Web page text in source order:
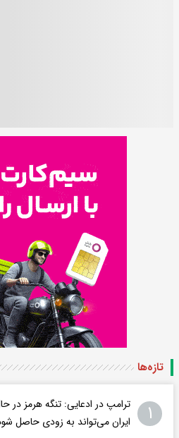
تازه‌ها
۱
ترامپ در ادعایی: تنگه هرمز در
ایران می‌تواند به‌ زودی حاصل